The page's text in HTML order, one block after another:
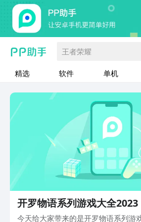
王者荣耀
精选 软件 单机
开罗物语系列游戏大全2023
今天给大家带来的是开罗物语系列游